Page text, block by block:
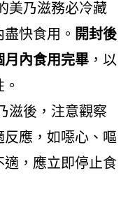
美乃滋務必冷藏
快食用。 開封後
月內食用完畢，以
滋後，注意觀察
應，如噁心、嘔
，應立即停止食